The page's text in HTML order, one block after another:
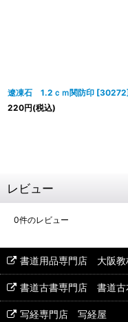
遼凍石 1.2ｃｍ関防印 [30272
220円(税込)
レビュー
0件のレビュー
書道用品専門店 大阪教
書道古書専門店 書道古
写経専門店 写経屋